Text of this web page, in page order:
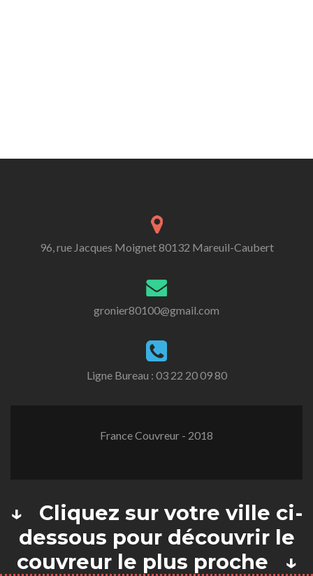
96, rue Jacques Moignet 80132 Mareuil-Caubert
gronier80100@gmail.com
Ligne Bureau : 03 22 20 09 80
France Couvreur - 2018
↓ Cliquez sur votre ville ci-
dessous pour découvrir le
couvreur le plus proche ↓